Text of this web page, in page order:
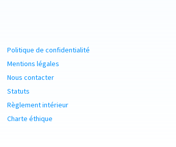
Politique de confidentialité
Mentions légales
Nous contacter
Statuts
Règlement intérieur
Charte éthique